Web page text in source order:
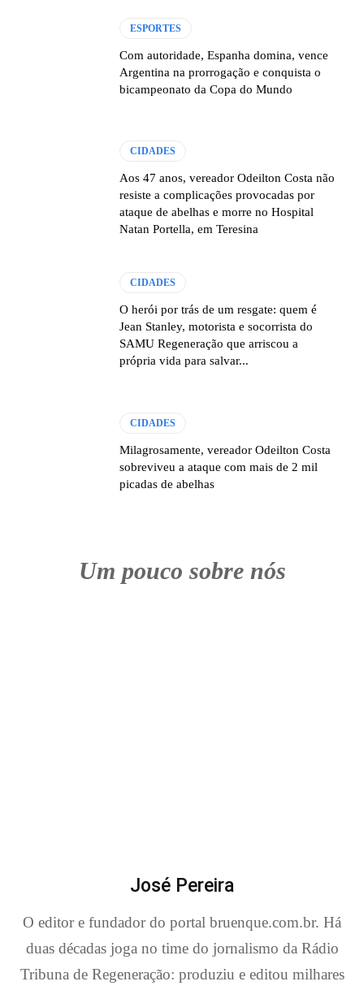
ESPORTES
Com autoridade, Espanha domina, vence
Argentina na prorrogação e conquista o
bicampeonato da Copa do Mundo
CIDADES
Aos 47 anos, vereador Odeilton Costa não
resiste a complicações provocadas por
ataque de abelhas e morre no Hospital
Natan Portella, em Teresina
CIDADES
O herói por trás de um resgate: quem é
Jean Stanley, motorista e socorrista do
SAMU Regeneração que arriscou a
própria vida para salvar...
CIDADES
Milagrosamente, vereador Odeilton Costa
sobreviveu a ataque com mais de 2 mil
picadas de abelhas
Um pouco sobre nós
José Pereira
O editor e fundador do portal bruenque.com.br. Há
duas décadas joga no time do jornalismo da Rádio
Tribuna de Regeneração: produziu e editou milhares